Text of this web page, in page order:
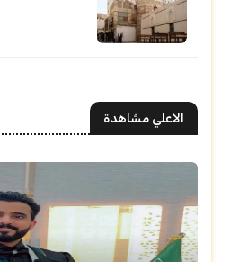
الاعلي مشاهدة